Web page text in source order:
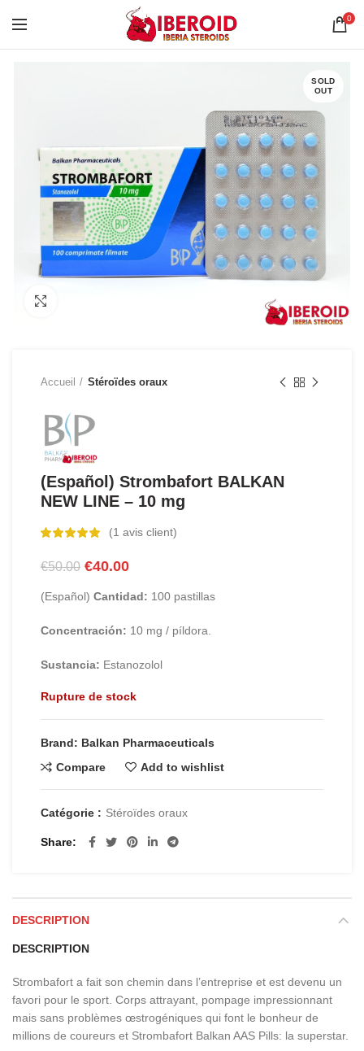
0
SOLD
OUT
Accueil Stéroïdes oraux
(Español) Strombafort BALKAN
NEW LINE – 10 mg
(1 avis client)
€50.00 Le
initial
€50.00.
€40.00Le
actuel
€40.00.
(Español) Cantidad: 100 pastillas
Concentración: 10 mg / píldora.
Sustancia: Estanozolol
Rupture de stock
Brand: Balkan Pharmaceuticals
Compare
Add to wishlist
Catégorie : Stéroïdes oraux
Share
DESCRIPTION
DESCRIPTION
Strombafort a fait son chemin dans l’entreprise et est devenu un
favori pour le sport. Corps attrayant, pompage impressionnant
mais sans problèmes œstrogéniques qui font le bonheur de
millions de coureurs et Strombafort Balkan AAS Pills: la superstar.